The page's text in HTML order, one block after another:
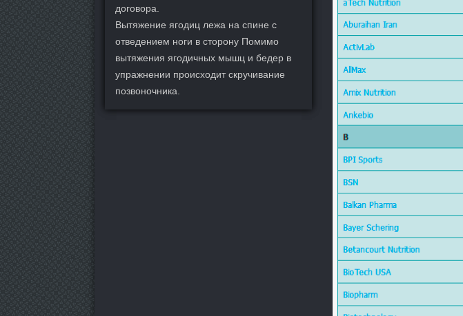
договора.
Вытяжение ягодиц лежа на спине с
отведением ноги в сторону Помимо
вытяжения ягодичных мышц и бедер в
упражнении происходит скручивание
позвоночника.